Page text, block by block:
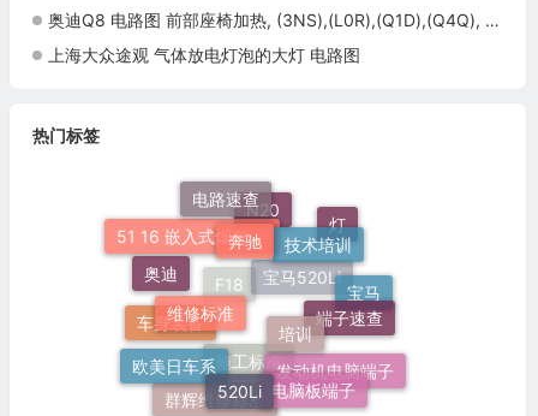
奥迪Q8 电路图 前部座椅加热, (3NS),(L0R),(Q1D),(Q4Q), 自 2018 年 7 月起 电路图
上海大众途观 气体放电灯泡的大灯 电路图
热门标签
群辉维修标准
施工标准发动机电脑端子
电脑板端子
520Li
欧美日车系
车身装备
F18 宝马520Li 宝马
端子速查
培训
维修标准
奥迪
51 16 嵌入式烟灰缸托架
N20 灯
技术培训
奔驰
电路速查